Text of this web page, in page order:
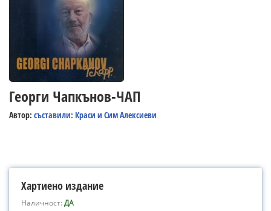
Георги Чапкънов-ЧАП
Автор: съставили: Краси и Сим Алексиеви
Хартиено издание
Наличност:ДА